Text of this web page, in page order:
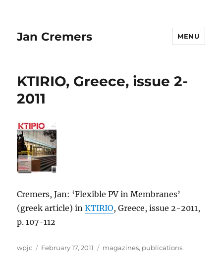
Jan Cremers MENU
KTIRIO, Greece, issue 2-
2011
Cremers, Jan: ‘Flexible PV in Membranes’
(greek article) inKTIRIO, Greece, issue 2-2011,
p. 107-112
Author
wpjc
Posted
February 17, 2011 Categories
magazines, publications